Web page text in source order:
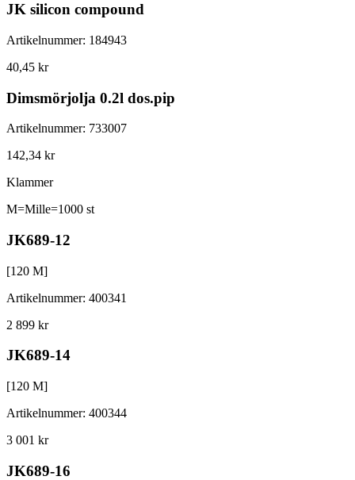
JK silicon compound
Artikelnummer: 184943
40,45 kr
Dimsmörjolja 0.2l dos.pip
Artikelnummer: 733007
142,34 kr
Klammer
M=Mille=1000 st
JK689-12
[120 M]
Artikelnummer: 400341
2 899 kr
JK689-14
[120 M]
Artikelnummer: 400344
3 001 kr
JK689-16